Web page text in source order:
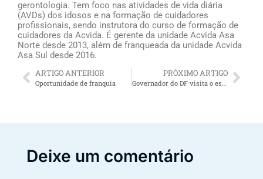
gerontologia. Tem foco nas atividades de vida diária
(AVDs) dos idosos e na formação de cuidadores
profissionais, sendo instrutora do curso de formação de
cuidadores da Acvida. É gerente da unidade Acvida Asa
Norte desde 2013, além de franqueada da unidade Acvida
Asa Sul desde 2016.
ARTIGO ANTERIOR
Oportunidade de franquia
PRÓXIMO ARTIGO
Deixe um comentário